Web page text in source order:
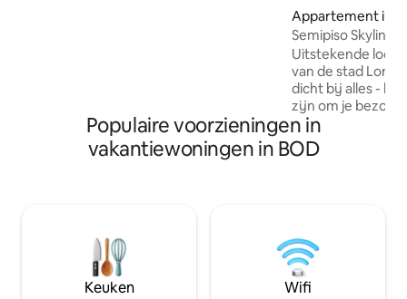
Appartement in
ra
Semipiso Skyline.
Uitstekende locatie, in Las
van de stad
dicht bij alles -
zijn om je bezoek
de plek fascineren. Het gebouw is
de toren is de
uitzicht dat het
Droog ontbijt.
partner, infusies,
extra's)
Populaire voorzieningen in
vakantiewoningen in BOD
Keuken Wifi